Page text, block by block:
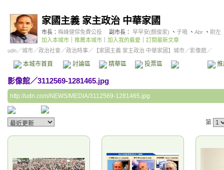
家國主義 家主政治 中華家國
市長： 梅峰健保免費公投 副市長： 早早安(顏俊家) 、 子鳴 、 Abr 、 尉左
加入本城市
推薦本城市 加入我的最愛
訂閱最新文章
udn／城市／政治社會 ／政治時事／ 【家國主義 家主政治 中華家國】城市／影像館／
本城市首頁 討論區 精華區 投票區 影像館
影像館／3112569-1281465.jpg
http://udn.com/NEWS/MEDIA/3112569-1281465.jpg
第